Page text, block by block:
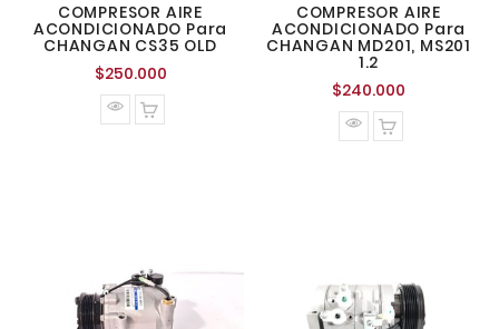
COMPRESOR AIRE
ACONDICIONADO Para
CHANGAN CS35 OLD
$250.000Precio
COMPRESOR AIRE
ACONDICIONADO Para
CHANGAN MD201, MS201
1.2
$240.000